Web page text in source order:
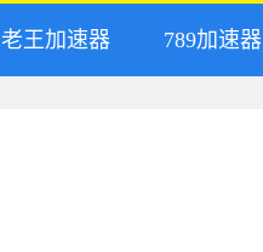
老王加速器 789加速器